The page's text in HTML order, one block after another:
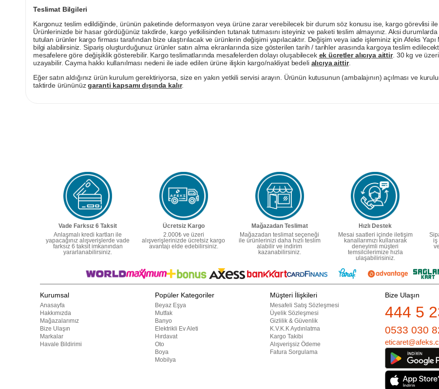
Teslimat Bilgileri
Kargonuz teslim edildiğinde, ürünün paketinde deformasyon veya ürüne zarar verebilecek bir durum söz konusu ise, kargo görevlisi
Ürünlerinizde bir hasar gördüğünüz takdirde, kargo yetkilisinden tutanak tutmasını isteyiniz ve paketi teslim almayınız. Aksi
tutulan ürünler kargo firması tarafından bize ulaştırılacak ve ürünlerin değişimi yapılacaktır. Değişim veya iade işleminiz için Afeks
bilgi alabilirsiniz. Sipariş oluşturduğunuz ürünler satın alma ekranlarında size gösterilen tarih / tarihler arasında kargoya teslim
mesafelere göre değişiklik gösterebilir. Kargo teslimatlarında mesafelerden dolayı oluşabilecek ek ücretler alıcıya aittir. 30 kg ve
uzayabilir. Cayma hakkı kullanılması nedeni ile iade edilen ürüne ilişkin kargo/nakliyat bedeli alıcıya aittir.
Eğer satın aldığınız ürün kurulum gerektiriyorsa, size en yakın yetkili servisi arayın. Ürünün kutusunun (ambalajının) açılması ve
taktirde ürününüzgaranti kapsamı dışında kalır.
Vade Farksız 6 Taksit
Anlaşmalı kredi kartları ile
yapacağınız alışverişlerde vade
farksız 6 taksit imkanından
yararlanabilirsiniz.
Ücretsiz Kargo
2.000₺ ve üzeri
alışverişlerinizde ücretsiz kargo
avantajı elde edebilirsiniz.
Mağazadan Teslimat
Mağazadan teslimat seçeneği
ile ürünlerinizi daha hızlı teslim
alabilir ve indirim
kazanabilirsiniz.
Hızlı Destek
Mesai saatleri içinde iletişim
kanallarımızı kullanarak
deneyimli müşteri
temsilcilerimize hızla
ulaşabilirisiniz.
iş
Kurumsal
Anasayfa
Hakkımızda
Mağazalarımız
Bize Ulaşın
Markalar
Havale Bildirimi
Popüler Kategoriler
Beyaz Eşya
Mutfak
Banyo
Elektrikli Ev Aleti
Hırdavat
Oto
Boya
Mobilya
Müşteri İlişkileri
Mesafeli Satış Sözleşmesi
Üyelik Sözleşmesi
Gizlilik & Güvenlik
K.V.K.K Aydınlatma
Kargo Takibi
Alışverişsiz Ödeme
Fatura Sorgulama
Bize Ulaşın
444 5
0533 030